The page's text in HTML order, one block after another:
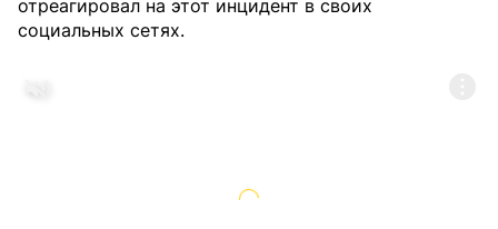
отреагировал на этот инцидент в своих
социальных сетях.